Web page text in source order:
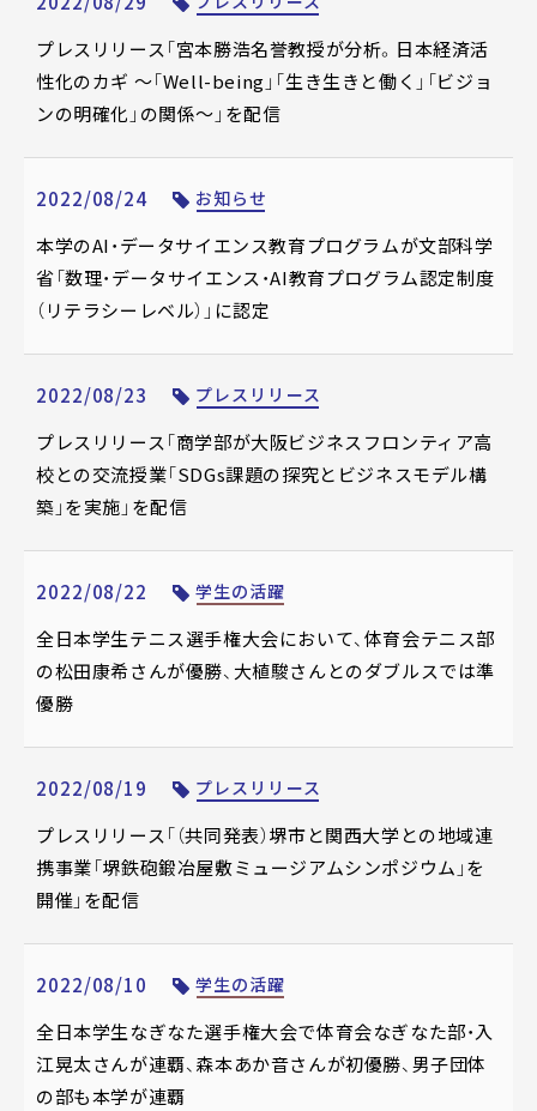
プレスリリース「宮本勝浩名誉教授が分析。日本経済活
性化のカギ ～「Well-being」「生き生きと働く」「ビジョ
ンの明確化」の関係～」を配信
2022/08/24 お知らせ
本学のAI・データサイエンス教育プログラムが文部科学
省「数理・データサイエンス・AI教育プログラム認定制度
（リテラシーレベル）」に認定
2022/08/23 プレスリリース
プレスリリース「商学部が大阪ビジネスフロンティア高
校との交流授業「SDGs課題の探究とビジネスモデル構
築」を実施」を配信
2022/08/22 学生の活躍
全日本学生テニス選手権大会において、体育会テニス部
の松田康希さんが優勝、大植駿さんとのダブルスでは準
優勝
2022/08/19 プレスリリース
プレスリリース「（共同発表）堺市と関西大学との地域連
携事業「堺鉄砲鍛冶屋敷ミュージアムシンポジウム」を
開催」を配信
2022/08/10 学生の活躍
全日本学生なぎなた選手権大会で体育会なぎなた部・入
江晃太さんが連覇、森本あか音さんが初優勝、男子団体
の部も本学が連覇